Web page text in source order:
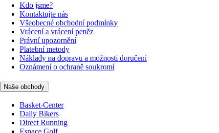
Kdo jsme?
Kontaktujte nás
Všeobecné obchodní podmínky
Vrácení a vrácení peněz
Právní upozornění
Platební metody
Náklady na dopravu a možnosti doručení
Oznámení o ochraně soukromí
Naše obchody
Basket-Center
Daily Bikers
Direct Running